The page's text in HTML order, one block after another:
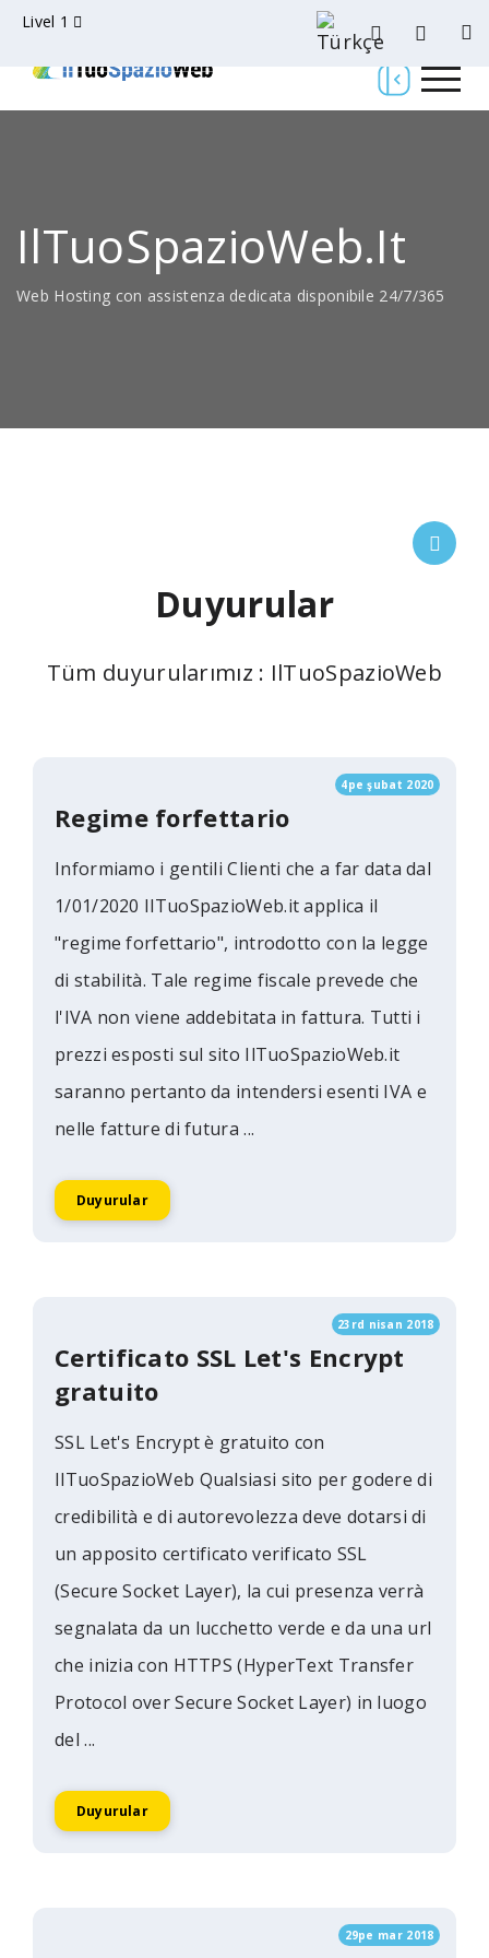
Livel 1
IlTuoSpazioWeb.it
Web Hosting con assistenza dedicata disponibile 24/7/365
Duyurular
Tüm duyurularımız : IlTuoSpazioWeb
4pe şubat 2020
Regime forfettario
Informiamo i gentili Clienti che a far data dal
1/01/2020 IlTuoSpazioWeb.it applica il
"regime forfettario", introdotto con la legge
di stabilità. Tale regime fiscale prevede che
l'IVA non viene addebitata in fattura. Tutti i
prezzi esposti sul sito IlTuoSpazioWeb.it
saranno pertanto da intendersi esenti IVA e
nelle fatture di futura ...
Duyurular
23rd nisan 2018
Certificato SSL Let's Encrypt
gratuito
SSL Let's Encrypt è gratuito con
IlTuoSpazioWeb Qualsiasi sito per godere di
credibilità e di autorevolezza deve dotarsi di
un apposito certificato verificato SSL
(Secure Socket Layer), la cui presenza verrà
segnalata da un lucchetto verde e da una url
che inizia con HTTPS (HyperText Transfer
Protocol over Secure Socket Layer) in luogo
del ...
Duyurular
29pe mar 2018